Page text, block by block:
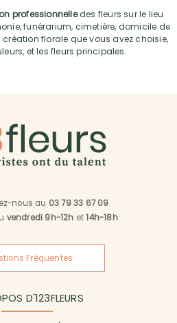
professionnelledes fleurs sur le lieu
funérarium, cimetière, domicile de
florale que vous avez choisie,
et les fleurs principales.
nous au 03 79 33 67 09
vendredi 9h-12h et14h-18h
Fréquentes
D'123FLEURS